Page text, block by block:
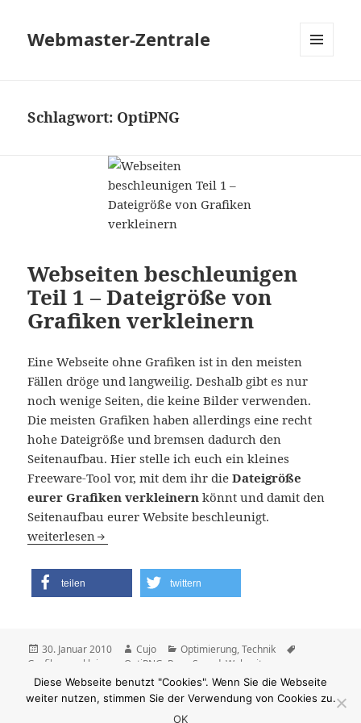
Webmaster-Zentrale
Schlagwort: OptiPNG
Webseiten beschleunigen
Teil 1 – Dateigröße von
Grafiken verkleinern
Eine Webseite ohne Grafiken ist in den meisten
Fällen dröge und langweilig. Deshalb gibt es nur
noch wenige Seiten, die keine Bilder verwenden.
Die meisten Grafiken haben allerdings eine recht
hohe Dateigröße und bremsen dadurch den
Seitenaufbau. Hier stelle ich euch ein kleines
Freeware-Tool vor, mit dem ihr dieDateigröße
eurer Grafiken verkleinern könnt und damit den
Seitenaufbau eurer Website beschleunigt.
Webseiten beschleunigen Teil 1 – Dateigröße von
weiterlesen
teilen twittern
Veröffentlicht
am
30. Januar 2010 Autor
Cujo Kategorien
Optimierung,Technik
Grafiken verkleinern
OptiPNG Page Speed ,Webseiten
beschleunigen
6 Kommentarezu Webseiten beschleunigen Teil 1 –
Diese Webseite benutzt "Cookies". Wenn Sie die Webseite
weiter nutzen, stimmen Sie der Verwendung von Cookies zu.
OK